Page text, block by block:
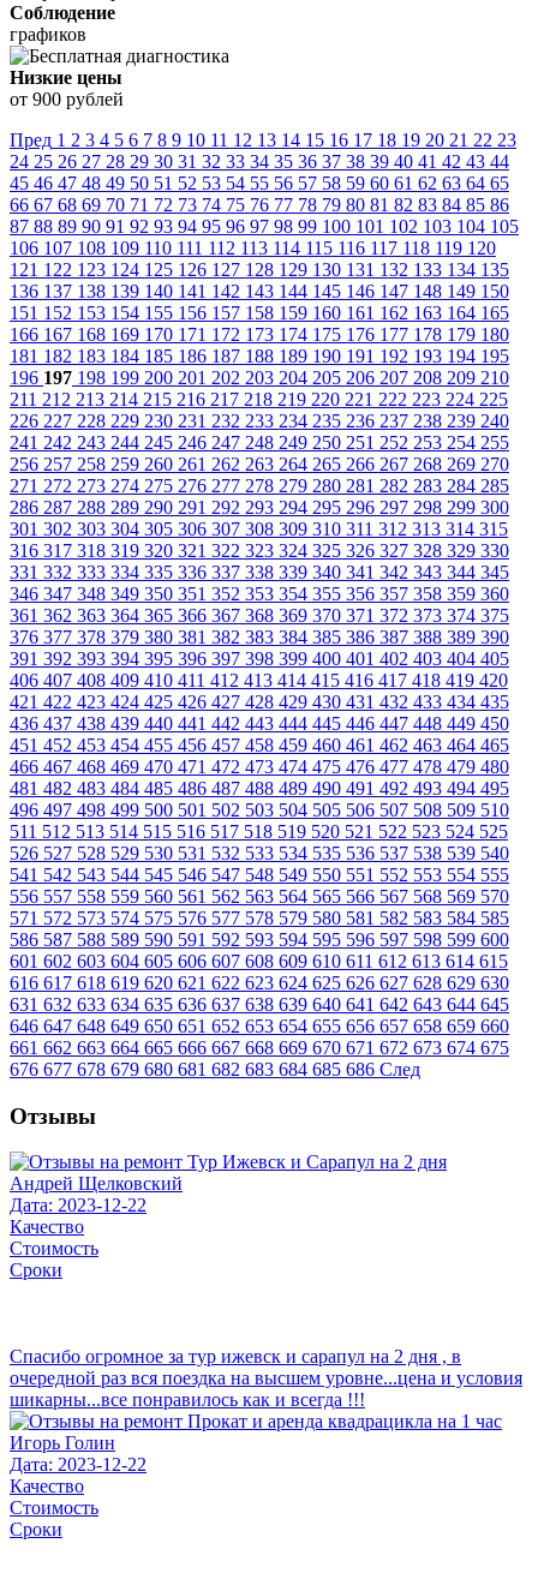
Соблюдение
графиков
Низкие цены
от 900 рублей
Пред 1 2 3 4 5 6 7 8 9 10 11 12 13 14 15 16 17 18 19 20 21 22 23
24 25 26 27 28 29 30 31 32 33 34 35 36 37 38 39 40 41 42 43 44
45 46 47 48 49 50 51 52 53 54 55 56 57 58 59 60 61 62 63 64 65
66 67 68 69 70 71 72 73 74 75 76 77 78 79 80 81 82 83 84 85 86
87 88 89 90 91 92 93 94 95 96 97 98 99 100 101 102 103 104 105
106 107 108 109 110 111 112 113 114 115 116 117 118 119 120
121 122 123 124 125 126 127 128 129 130 131 132 133 134 135
136 137 138 139 140 141 142 143 144 145 146 147 148 149 150
151 152 153 154 155 156 157 158 159 160 161 162 163 164 165
166 167 168 169 170 171 172 173 174 175 176 177 178 179 180
181 182 183 184 185 186 187 188 189 190 191 192 193 194 195
196 197 198 199 200 201 202 203 204 205 206 207 208 209 210
211 212 213 214 215 216 217 218 219 220 221 222 223 224 225
226 227 228 229 230 231 232 233 234 235 236 237 238 239 240
241 242 243 244 245 246 247 248 249 250 251 252 253 254 255
256 257 258 259 260 261 262 263 264 265 266 267 268 269 270
271 272 273 274 275 276 277 278 279 280 281 282 283 284 285
286 287 288 289 290 291 292 293 294 295 296 297 298 299 300
301 302 303 304 305 306 307 308 309 310 311 312 313 314 315
316 317 318 319 320 321 322 323 324 325 326 327 328 329 330
331 332 333 334 335 336 337 338 339 340 341 342 343 344 345
346 347 348 349 350 351 352 353 354 355 356 357 358 359 360
361 362 363 364 365 366 367 368 369 370 371 372 373 374 375
376 377 378 379 380 381 382 383 384 385 386 387 388 389 390
391 392 393 394 395 396 397 398 399 400 401 402 403 404 405
406 407 408 409 410 411 412 413 414 415 416 417 418 419 420
421 422 423 424 425 426 427 428 429 430 431 432 433 434 435
436 437 438 439 440 441 442 443 444 445 446 447 448 449 450
451 452 453 454 455 456 457 458 459 460 461 462 463 464 465
466 467 468 469 470 471 472 473 474 475 476 477 478 479 480
481 482 483 484 485 486 487 488 489 490 491 492 493 494 495
496 497 498 499 500 501 502 503 504 505 506 507 508 509 510
511 512 513 514 515 516 517 518 519 520 521 522 523 524 525
526 527 528 529 530 531 532 533 534 535 536 537 538 539 540
541 542 543 544 545 546 547 548 549 550 551 552 553 554 555
556 557 558 559 560 561 562 563 564 565 566 567 568 569 570
571 572 573 574 575 576 577 578 579 580 581 582 583 584 585
586 587 588 589 590 591 592 593 594 595 596 597 598 599 600
601 602 603 604 605 606 607 608 609 610 611 612 613 614 615
616 617 618 619 620 621 622 623 624 625 626 627 628 629 630
631 632 633 634 635 636 637 638 639 640 641 642 643 644 645
646 647 648 649 650 651 652 653 654 655 656 657 658 659 660
661 662 663 664 665 666 667 668 669 670 671 672 673 674 675
676 677 678 679 680 681 682 683 684 685 686 След
Отзывы
Андрей Щелковский
Дата: 2023-12-22
Качество
Стоимость
Сроки
Спасибо огромное за тур ижевск и сарапул на 2 дня , в
очередной раз вся поездка на высшем уровне...цена и условия
шикарны...все понравилось как и всегда !!!
Игорь Голин
Дата: 2023-12-22
Качество
Стоимость
Сроки